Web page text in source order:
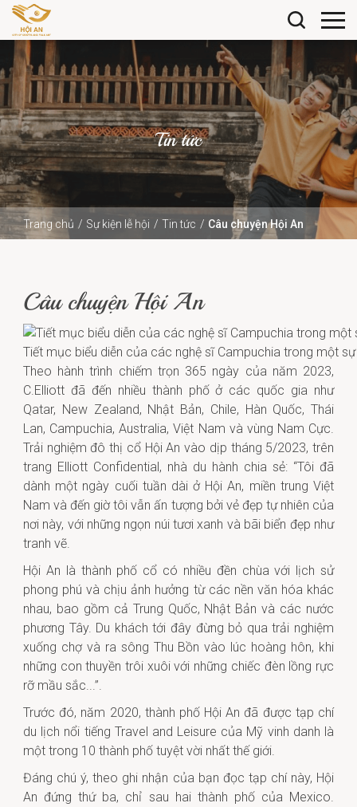
Tin tức
Trang chủ Sự kiện lễ hội Tin tức Câu chuyện Hội An
Câu chuyện Hội An
Tiết mục biểu diễn của các nghệ sĩ Campuchia trong một sự
Theo hành trình chiếm trọn 365 ngày của năm 2023,
C.Elliott đã đến nhiều thành phố ở các quốc gia như
Qatar, New Zealand, Nhật Bản, Chile, Hàn Quốc, Thái
Lan, Campuchia, Australia, Việt Nam và vùng Nam Cực.
Trải nghiệm đô thị cổ Hội An vào dịp tháng 5/2023, trên
trang Elliott Confidential, nhà du hành chia sẻ: “Tôi đã
dành một ngày cuối tuần dài ở Hội An, miền trung Việt
Nam và đến giờ tôi vẫn ấn tượng bởi vẻ đẹp tự nhiên của
nơi này, với những ngọn núi tươi xanh và bãi biển đẹp như
tranh vẽ.
Hội An là thành phố cổ có nhiều đền chùa với lịch sử
phong phú và chịu ảnh hưởng từ các nền văn hóa khác
nhau, bao gồm cả Trung Quốc, Nhật Bản và các nước
phương Tây. Du khách tới đây đừng bỏ qua trải nghiệm
xuống chợ và ra sông Thu Bồn vào lúc hoàng hôn, khi
những con thuyền trôi xuôi với những chiếc đèn lồng rực
rỡ mầu sắc...”.
Trước đó, năm 2020, thành phố Hội An đã được tạp chí
du lịch nổi tiếng Travel and Leisure của Mỹ vinh danh là
một trong 10 thành phố tuyệt vời nhất thế giới.
Đáng chú ý, theo ghi nhận của bạn đọc tạp chí này, Hội
An đứng thứ ba, chỉ sau hai thành phố của Mexico.